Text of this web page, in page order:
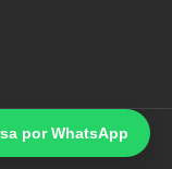
LOS DERECHOS
por WhatsApp